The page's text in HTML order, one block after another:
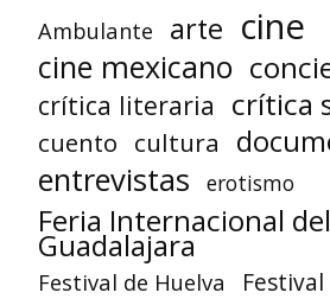
Ambulante arte cine
cine mexicano
crítica literaria crítica
cuento cultura
entrevistas erotismo
Feria Internacional
Guadalajara
Festival de Huelva